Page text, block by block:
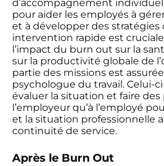
d’accompagnement
pour aider les employés à
et à développer des stratégies
intervention rapide est
l’impact du burn out sur la
sur la productivité globale de
partie des missions est
psychologue du travail. Celui-
évaluer la situation et faire
l’employeur qu’à l’employé
et la situation professionnelle
continuité de service.
Après le Burn Out